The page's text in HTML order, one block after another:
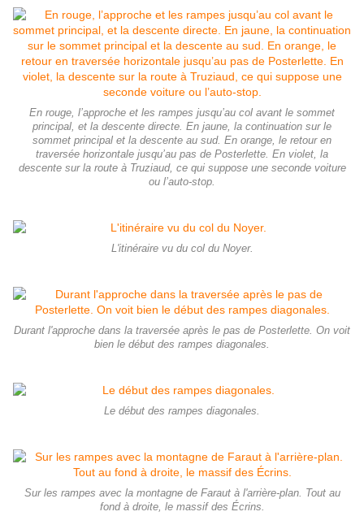
En rouge, l’approche et les rampes jusqu’au col avant le sommet
principal, et la descente directe. En jaune, la continuation sur le
sommet principal et la descente au sud. En orange, le retour en
traversée horizontale jusqu’au pas de Posterlette. En violet, la
descente sur la route à Truziaud, ce qui suppose une seconde voiture
ou l’auto-stop.
L'itinéraire vu du col du Noyer.
Durant l'approche dans la traversée après le pas de Posterlette. On voit
bien le début des rampes diagonales.
Le début des rampes diagonales.
Sur les rampes avec la montagne de Faraut à l'arrière-plan. Tout au
fond à droite, le massif des Écrins.